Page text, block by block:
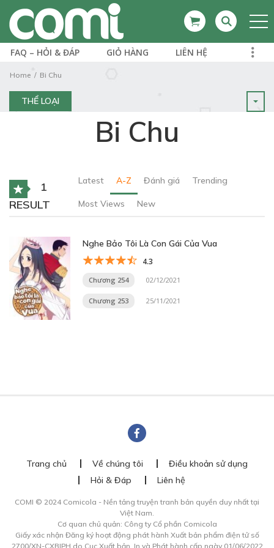
FAQ – HỎI & ĐÁP GIỎ HÀNG LIÊN HỆ
Home Bi Chu
THỂ LOẠI
Bi Chu
1
RESULT
Latest A-Z Đánh giá Trending
Most Views New
Nghe Bảo Tôi Là Con Gái Của Vua
4.3
Chương 254 02/12/2021
Chương 253 25/11/2021
Trang chủ Về chúng tôi
Điều khoản sử dụng
Hỏi & Đáp
Liên hệ
COMI © 2024 Comicola - Nền tảng truyện tranh bản quyền duy nhất tại
Việt Nam.
Cơ quan chủ quản: Công ty Cổ phần Comicola
Giấy xác nhận Đăng ký hoạt động phát hành Xuất bản phẩm điện tử số
2700/XN-CXBIPH do Cục Xuất bản, In và Phát hành cấp ngày 01/06/2022